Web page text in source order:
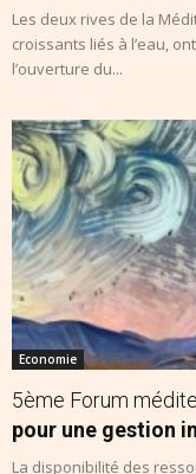
Les deux rives de la
croissants liés à l’eau,
l’ouverture du...
Economie
5ème Forum
pour une gestion
La disponibilité des